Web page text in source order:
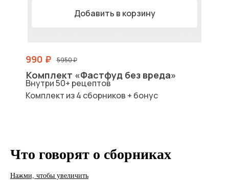
Внутри 50+ рецептов
Комплект из 4 сборников + бонус
Комплект «Фастфуд без вреда»
990 ₽ 5950 ₽
Добавить в корзину
Что говорят о сборниках
Нажми, чтобы увеличить